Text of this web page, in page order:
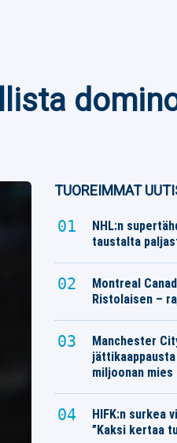
TUOREIMMAT
NHL:n
taustalta
Montreal
Ristolaisen –
Manchester
miljoonan
HIFK:n surkea
”Kaksi kertaa